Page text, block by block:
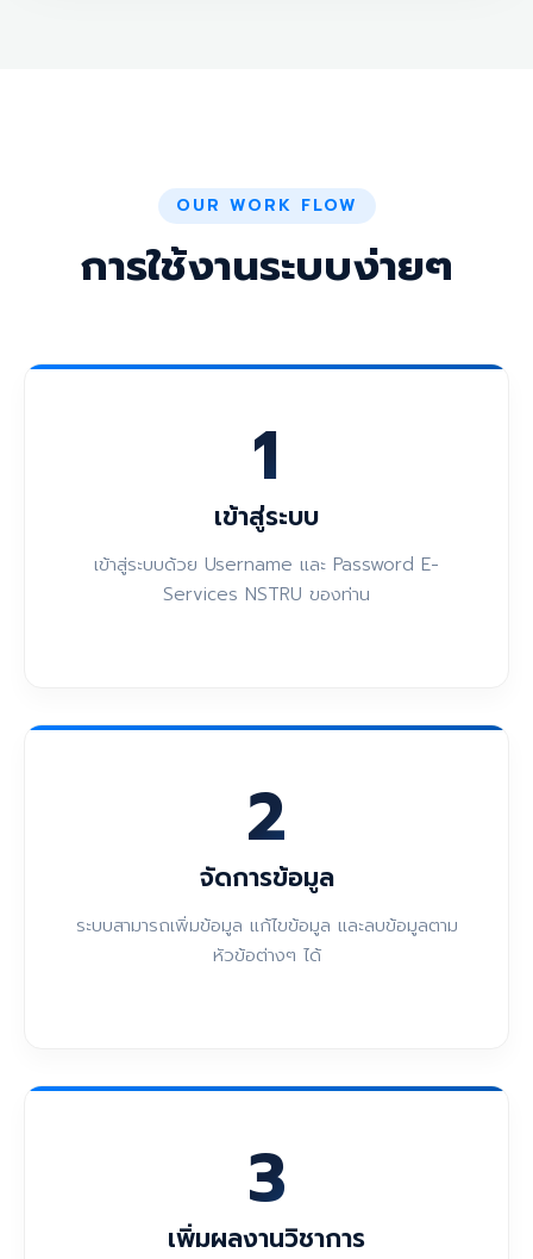
OUR WORK FLOW
การใช้งานระบบง่ายๆ
1
เข้าสู่ระบบ
เข้าสู่ระบบด้วย Username และ Password E-
Services NSTRU ของท่าน
2
จัดการข้อมูล
ระบบสามารถเพิ่มข้อมูล แก้ไขข้อมูล และลบข้อมูลตาม
หัวข้อต่างๆ ได้
3
เพิ่มผลงานวิชาการ